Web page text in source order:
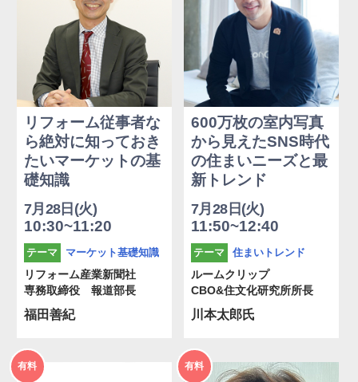
リフォーム従事者な
ら絶対に知っておき
たいマーケットの基
礎知識
7月28日(火)
10:30~11:20
テーマ
マーケット基礎知識
リフォーム産業新聞社
専務取締役 報道部長
福田善紀
600万枚の室内写真
から見えたSNS時代
の住まいニーズと最
新トレンド
7月28日(火)
11:50~12:40
テーマ
住まいトレンド
ルームクリップ
CBO&住文化研究所所⾧
川本太郎氏
2026年
度
有料
2026年
度
有料